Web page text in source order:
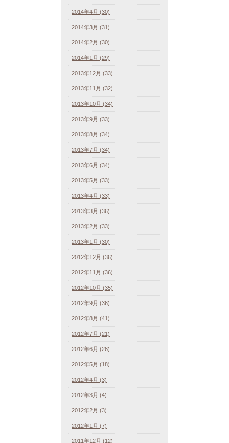
2014年4月 (30)
2014年3月 (31)
2014年2月 (30)
2014年1月 (29)
2013年12月 (33)
2013年11月 (32)
2013年10月 (34)
2013年9月 (33)
2013年8月 (34)
2013年7月 (34)
2013年6月 (34)
2013年5月 (33)
2013年4月 (33)
2013年3月 (36)
2013年2月 (33)
2013年1月 (30)
2012年12月 (36)
2012年11月 (36)
2012年10月 (35)
2012年9月 (36)
2012年8月 (41)
2012年7月 (21)
2012年6月 (26)
2012年5月 (18)
2012年4月 (3)
2012年3月 (4)
2012年2月 (3)
2012年1月 (7)
2011年12月 (12)